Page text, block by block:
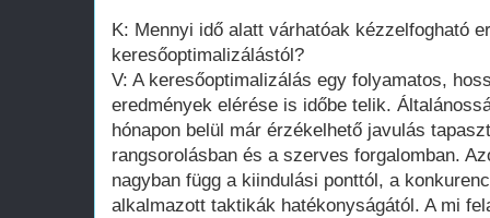
K: Mennyi idő alatt várhatóak kézzelfogható
keresőoptimalizálástól?
V: A keresőoptimalizálás egy folyamatos,
eredmények elérése is időbe telik.
hónapon belül már érzékelhető javulás
rangsorolásban és a szerves forgalomban.
nagyban függ a kiindulási ponttól, a
alkalmazott taktikák hatékonyságától. A mi